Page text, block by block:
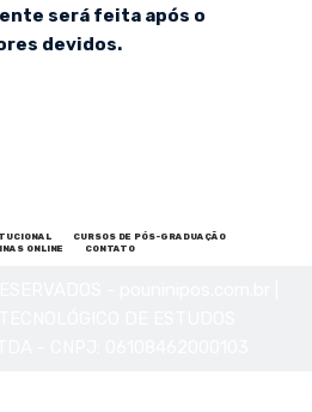
será feita após o
devidos.
CURSOS DE PÓS-GRADUAÇÃO
ONLINE
CONTATO